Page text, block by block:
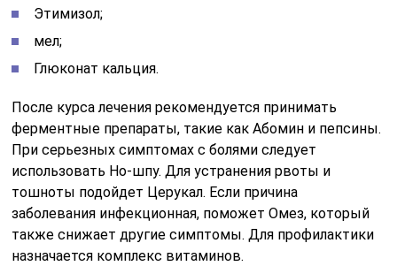
Этимизол;
мел;
Глюконат кальция.
После курса лечения рекомендуется принимать
ферментные препараты, такие как Абомин и пепсины.
При серьезных симптомах с болями следует
использовать Но-шпу. Для устранения рвоты и
тошноты подойдет Церукал. Если причина
заболевания инфекционная, поможет Омез, который
также снижает другие симптомы. Для профилактики
назначается комплекс витаминов.